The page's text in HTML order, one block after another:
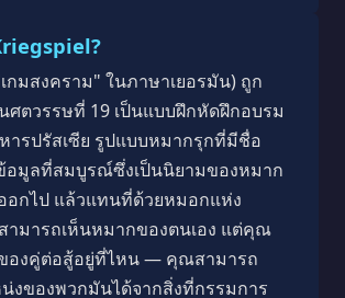
กมสงคราม" ในภาษาเยอรมัน) ถูก
ศตวรรษที่ 19 เป็นแบบฝึกหัดฝึกอบรม
ารปรัสเซีย รูปแบบหมากรุกที่มีชื่อ
อมูลที่สมบูรณ์ซึ่งเป็นนิยามของหมาก
อกไป แล้วแทนที่ด้วยหมอกแห่ง
มารถเห็นหมากของตนเอง แต่คุณ
องคู่ต่อสู้อยู่ที่ไหน — คุณสามารถ
งของพวกมันได้จากสิ่งที่กรรมการ